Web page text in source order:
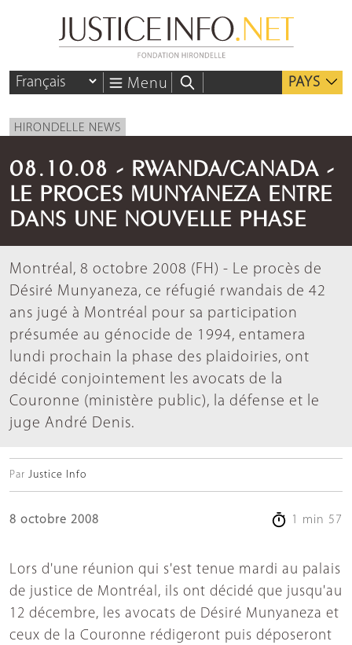
Menu PAYS
HIRONDELLE NEWS
08.10.08 - RWANDA/CANADA -
LE PROCES MUNYANEZA ENTRE
DANS UNE NOUVELLE PHASE
Montréal, 8 octobre 2008 (FH) - Le procès de
Désiré Munyaneza, ce réfugié rwandais de 42
ans jugé à Montréal pour sa participation
présumée au génocide de 1994, entamera
lundi prochain la phase des plaidoiries, ont
décidé conjointement les avocats de la
Couronne (ministère public), la défense et le
juge André Denis.
Par Justice Info
8 octobre 2008 1 min 57
Lors d'une réunion qui s'est tenue mardi au palais
de justice de Montréal, ils ont décidé que jusqu'au
12 décembre, les avocats de Désiré Munyaneza et
ceux de la Couronne rédigeront puis déposeront